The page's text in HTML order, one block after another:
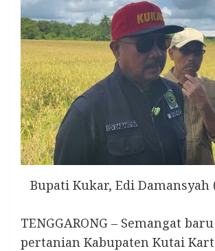
Bupati Kukar, Edi Damansyah
TENGGARONG – Semangat
pertanian Kabupaten Kutai